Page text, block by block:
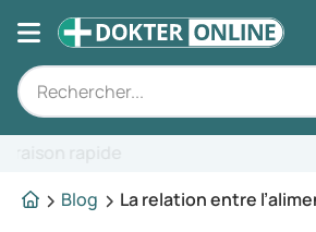
Blog
La relation entre